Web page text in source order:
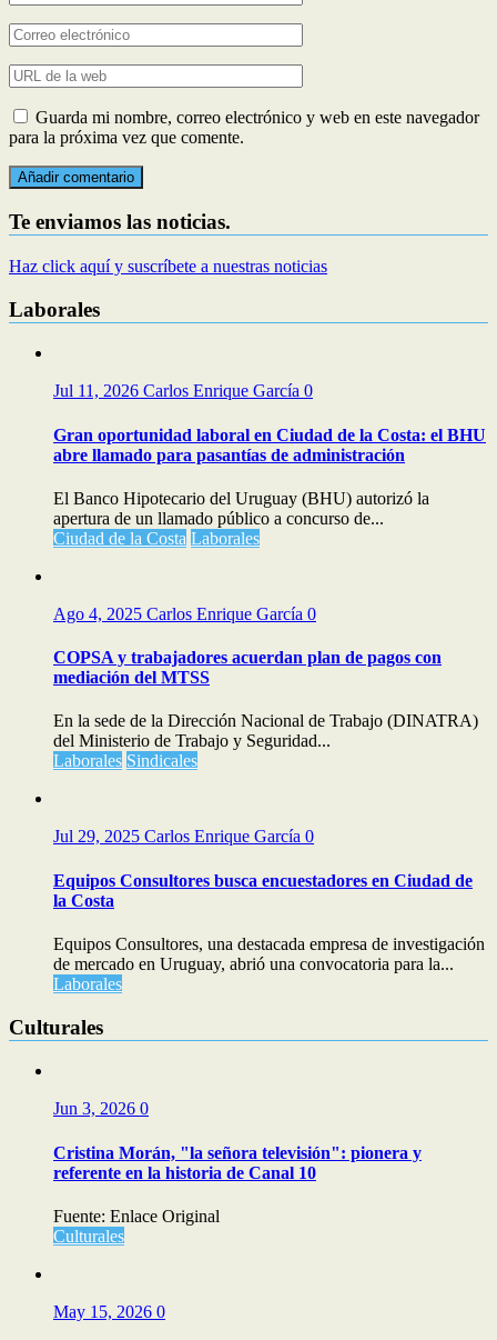
Guarda mi nombre, correo electrónico y web en este navegador
para la próxima vez que comente.
Te enviamos las noticias.
Haz click aquí y suscríbete a nuestras noticias
Laborales
Jul 11, 2026 Carlos Enrique García 0
Gran oportunidad laboral en Ciudad de la Costa: el BHU
abre llamado para pasantías de administración
El Banco Hipotecario del Uruguay (BHU) autorizó la
apertura de un llamado público a concurso de...
Ciudad de la Costa Laborales
Ago 4, 2025 Carlos Enrique García 0
COPSA y trabajadores acuerdan plan de pagos con
mediación del MTSS
En la sede de la Dirección Nacional de Trabajo (DINATRA)
del Ministerio de Trabajo y Seguridad...
Laborales Sindicales
Jul 29, 2025 Carlos Enrique García 0
Equipos Consultores busca encuestadores en Ciudad de
la Costa
Equipos Consultores, una destacada empresa de investigación
de mercado en Uruguay, abrió una convocatoria para la...
Laborales
Culturales
Jun 3, 2026 0
Cristina Morán, "la señora televisión": pionera y
referente en la historia de Canal 10
Fuente: Enlace Original
Culturales
May 15, 2026 0